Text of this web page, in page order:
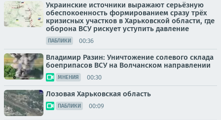
Украинские источники выражают серьёзную
обеспокоенность формированием сразу трёх
кризисных участков в Харьковской области, где
оборона ВСУ рискует уступить давление
ПАБЛИКИ 00:36
Владимир Разин: Уничтожение солевого склада
боеприпасов ВСУ на Волчанском направлении
МНЕНИЯ 00:30
Лозовая Харьковская область
ПАБЛИКИ 00:09